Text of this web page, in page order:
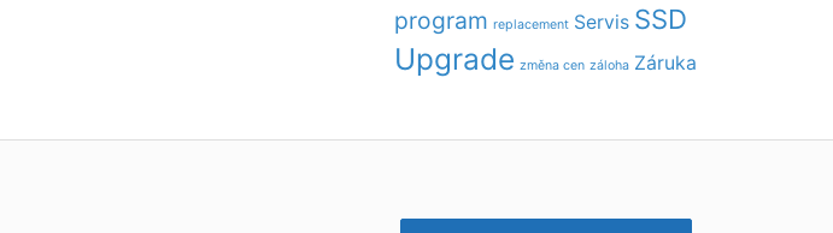
program replacement Servis SSD
Upgrade změna cen záloha Záruka